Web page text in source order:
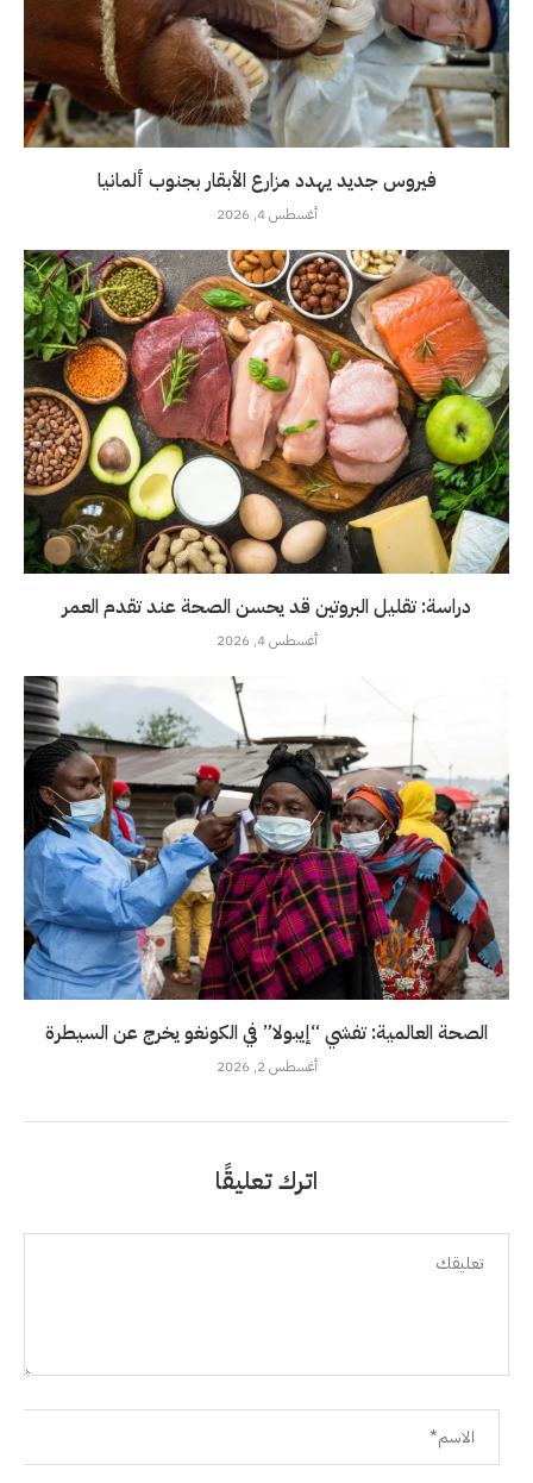
فيروس جديد يهدد مزارع الأبقار بجنوب ألمانيا
أغسطس 4, 2026
دراسة: تقليل البروتين قد يحسن الصحة عند تقدم العمر
أغسطس 4, 2026
الصحة العالمية: تفشي “إيبولا” في الكونغو يخرج عن السيطرة
أغسطس 2, 2026
اترك تعليقًا